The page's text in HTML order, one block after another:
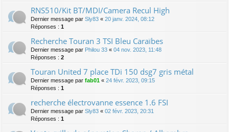
RNS510/Kit BT/MDI/Camera Recul High
Dernier message par Sly83 « 20 janv. 2024, 08:12
Réponses : 1
Recherche Touran 3 TSI Bleu Caraïbes
Dernier message par Philou 33 « 04 nov. 2023, 11:48
Réponses : 2
Touran United 7 place TDi 150 dsg7 gris métal
Dernier message par fab01 « 24 févr. 2023, 09:15
Réponses : 1
recherche électrovanne essence 1.6 FSI
Dernier message par Sly83 « 02 févr. 2023, 20:31
Réponses : 1